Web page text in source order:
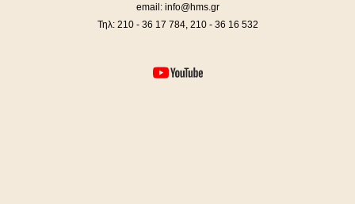
email: info@hms.gr
Τηλ: 210 - 36 17 784, 210 - 36 16 532